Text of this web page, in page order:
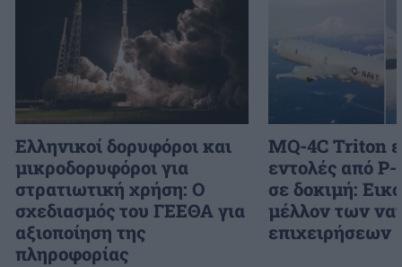
Ελληνικοί δορυφόροι και
μικροδορυφόροι για
στρατιωτική χρήση: Ο
σχεδιασμός του ΓΕΕΘΑ για
αξιοποίηση της
πληροφορίας
MQ-4C Triton
εντολές από
σε δοκιμή:
μέλλον των
επιχειρήσεων